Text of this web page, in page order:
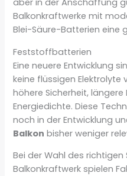
aber in der Anschaffung
Balkonkraftwerke mit
Blei-Säure-Batterien eine
Feststoffbatterien
Eine neuere Entwicklung
keine flüssigen Elektrolyte
höhere Sicherheit,
Energiedichte. Diese
noch in der Entwicklung
Balkon bisher weniger
Bei der Wahl des
Balkonkraftwerk spielen